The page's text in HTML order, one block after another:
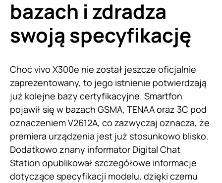
bazach i zdradza
swoją specyfikację
Choć vivo X300e nie został jeszcze oficjalnie
zaprezentowany, to jego istnienie potwierdzają
już kolejne bazy certyfikacyjne. Smartfon
pojawił się w bazach GSMA, TENAA oraz 3C pod
oznaczeniem V2612A, co zazwyczaj oznacza, że
premiera urządzenia jest już stosunkowo blisko.
Dodatkowo znany informator Digital Chat
Station opublikował szczegółowe informacje
dotyczące specyfikacji modelu, dzięki czemu